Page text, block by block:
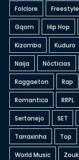
Folclore Freestyle
Gqom Hip Hop
Kizomba Kuduro
Naija Nócticias
Raggaeton Rap
Romantica RRPL
Sertanejo SET
Tarraxinha Top
World Music Zouk